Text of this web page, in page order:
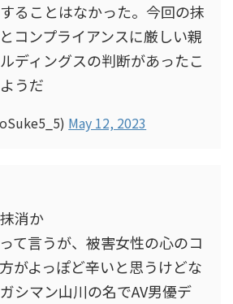
ることはなかった。今回の抹
コンプライアンスに厳しい親
ディングスの判断があったこ
うだ
May 12, 2023
消か
て言うが、被害女性の心のコ
がよっぽど辛いと思うけどな
シマン山川の名でAV男優デ